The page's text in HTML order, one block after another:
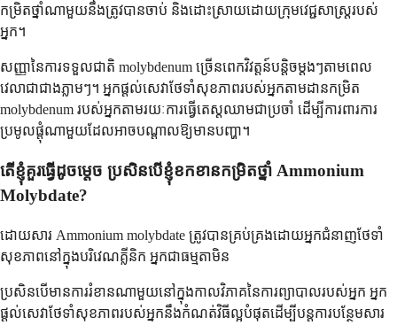
កម្រិតថ្នាំណាមួយនឹងត្រូវបានចាប់ និងដោះស្រាយដោយក្រុមវេជ្ជសាស្ត្ររបស់
អ្នក។
សញ្ញានៃការទទួលជាតិ molybdenum ច្រើនពេកវិវត្តន៍បន្តិចម្តងៗតាមពេល
វេលាជាជាងភ្លាមៗ។ អ្នកផ្តល់សេវាថែទាំសុខភាពរបស់អ្នកតាមដានកម្រិត
molybdenum របស់អ្នកតាមរយៈការធ្វើតេស្តឈាមជាប្រចាំ ដើម្បីការពារការ
ប្រមូលផ្តុំណាមួយដែលអាចបណ្តាលឱ្យមានបញ្ហា។
តើខ្ញុំគួរធ្វើដូចម្តេច ប្រសិនបើខ្ញុំខកខានកម្រិតថ្នាំ Ammonium
Molybdate?
ដោយសារ Ammonium molybdate ត្រូវបានគ្រប់គ្រងដោយអ្នកជំនាញថែទាំ
សុខភាពនៅក្នុងបរិវេណគ្លីនិក អ្នកជាធម្មតាមិន
ប្រសិនបើមានការរំខានណាមួយនៅក្នុងកាលវិភាគនៃការព្យាបាលរបស់អ្នក អ្នក
ផ្តល់សេវាថែទាំសុខភាពរបស់អ្នកនឹងកំណត់វិធីល្អបំផុតដើម្បីបន្តការបន្ថែមសារ